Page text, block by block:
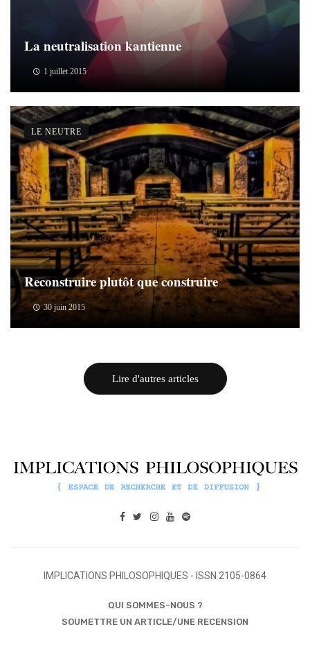
La neutralisation kantienne
1 juillet 2015
Reconstruire plutôt que construire
30 juin 2015
LE NEUTRE
Lire d'autres articles
IMPLICATIONS PHILOSOPHIQUES - ISSN 2105-0864
QUI SOMMES-NOUS ?
SOUMETTRE UN ARTICLE/UNE RECENSION